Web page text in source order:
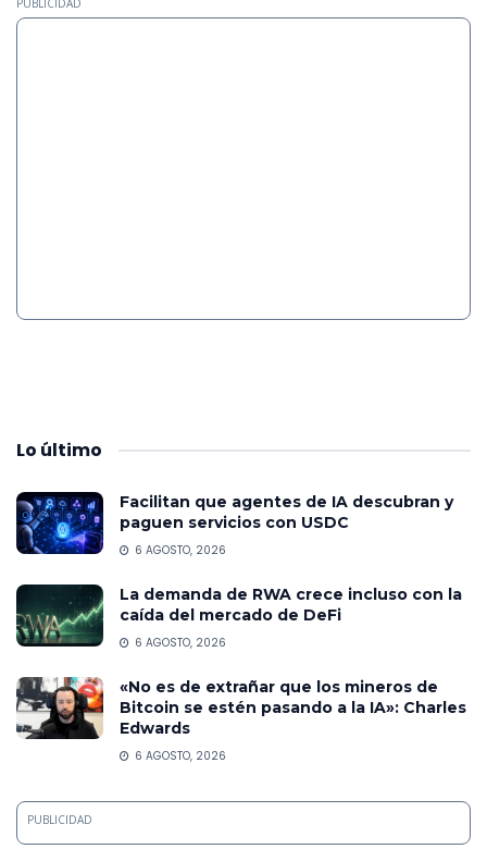
PUBLICIDAD
Lo último
Facilitan que agentes de IA descubran y
paguen servicios con USDC
6 AGOSTO, 2026
La demanda de RWA crece incluso con la
caída del mercado de DeFi
6 AGOSTO, 2026
«No es de extrañar que los mineros de
Bitcoin se estén pasando a la IA»: Charles
Edwards
6 AGOSTO, 2026
PUBLICIDAD